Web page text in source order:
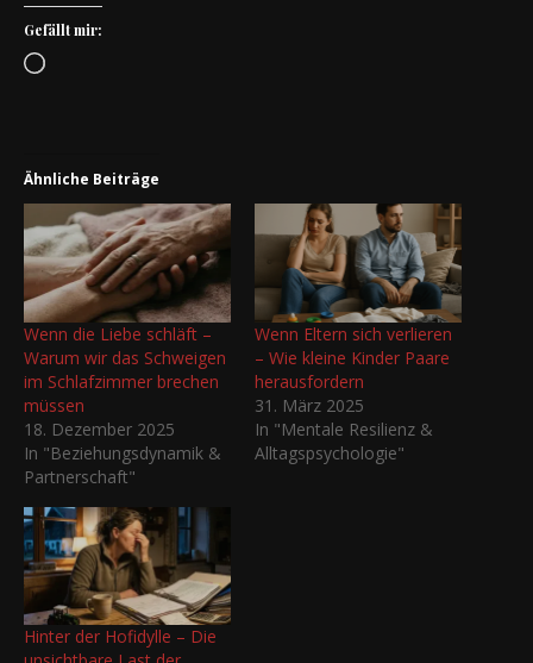
Gefällt mir:
Wird geladen …
Ähnliche Beiträge
Wenn die Liebe schläft –
Warum wir das Schweigen
im Schlafzimmer brechen
müssen
18. Dezember 2025
In "Beziehungsdynamik &
Partnerschaft"
Wenn Eltern sich verlieren
– Wie kleine Kinder Paare
herausfordern
31. März 2025
In "Mentale Resilienz &
Alltagspsychologie"
Hinter der Hofidylle – Die